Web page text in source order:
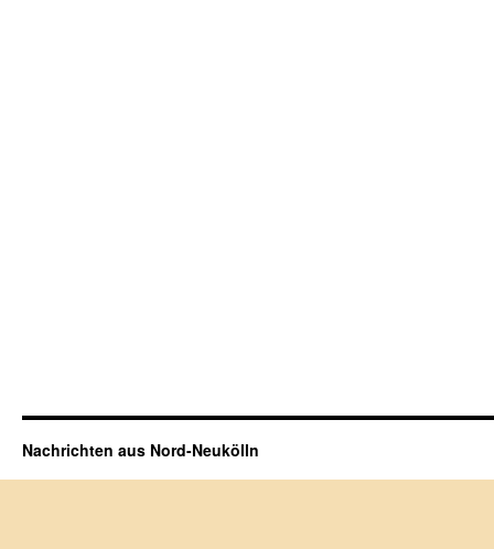
Nachrichten aus Nord-Neukölln